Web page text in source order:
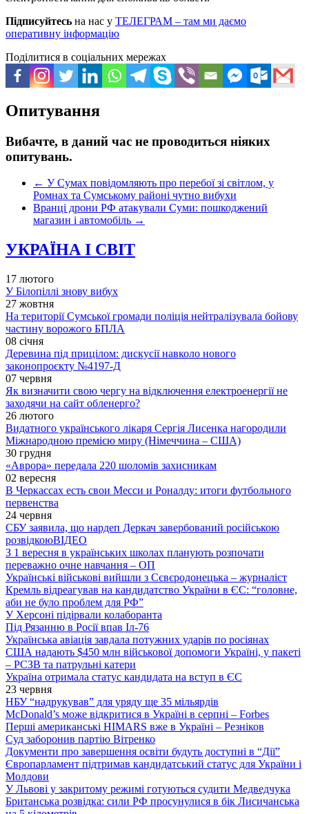
Підписуйтесь на нас у ТЕЛЕГРАМ – там ми даємо
оперативну інформацію
Поділитися в соціальних мережах
Опитування
Вибачте, в даний час не проводиться ніяких
опитувань.
← У Сумах повідомляють про перебої зі світлом, у
Ромнах та Сумському районі чутно вибухи
Вранці дрони РФ атакували Суми: пошкоджений
магазин і автомобіль →
УКРАЇНА І СВІТ
17 лютого
У Білопіллі знову вибух
27 жовтня
На території Сумської громади поліція нейтралізувала бойову
частину ворожого БПЛА
08 січня
Деревина під прицілом: дискусії навколо нового
законопроєкту №4197-Д
07 червня
Як визначити свою чергу на відключення електроенергії не
заходячи на сайт обленерго?
26 лютого
Видатного українського лікаря Сергія Лисенка нагородили
Міжнародною премією миру (Німеччина – США)
30 грудня
«Аврора» передала 220 шоломів захисникам
02 вересня
В Черкассах есть свои Месси и Роналду: итоги футбольного
первенства
24 червня
СБУ заявила, що нардеп Деркач завербований російською
розвідкоюВІДЕО
З 1 вересня в українських школах планують розпочати
переважно очне навчання – ОП
Українські військові вийшли з Сєвєродонецька – журналіст
Кремль відреагував на кандидатство України в ЄС: “головне,
аби не було проблем для РФ”
У Херсоні підірвали колаборанта
Під Рязанню в Росії впав Іл-76
Українська авіація завдала потужних ударів по росіянах
США надають $450 млн військової допомоги Україні, у пакеті
– РСЗВ та патрульні катери
Україна отримала статус кандидата на вступ в ЄС
23 червня
НБУ “надрукував” для уряду ще 35 мільярдів
McDonald’s може відкритися в Україні в серпні – Forbes
Перші американські HIMARS вже в Україні – Резніков
Суд заборонив партію Вітренко
Документи про завершення освіти будуть доступні в “Дії”
Європарламент підтримав кандидатський статус для України і
Молдови
У Львові у закритому режимі готуються судити Медведчука
Британська розвідка: сили РФ просунулися в бік Лисичанська